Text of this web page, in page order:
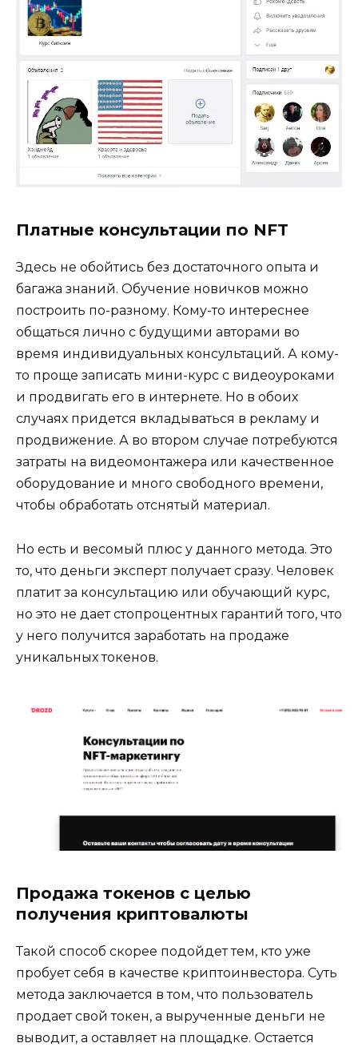
Платные консультации по NFT
Здесь не обойтись без достаточного опыта и
багажа знаний. Обучение новичков можно
построить по-разному. Кому-то интереснее
общаться лично с будущими авторами во
время индивидуальных консультаций. А кому-
то проще записать мини-курс с видеоуроками
и продвигать его в интернете. Но в обоих
случаях придется вкладываться в рекламу и
продвижение. А во втором случае потребуются
затраты на видеомонтажера или качественное
оборудование и много свободного времени,
чтобы обработать отснятый материал.
Но есть и весомый плюс у данного метода. Это
то, что деньги эксперт получает сразу. Человек
платит за консультацию или обучающий курс,
но это не дает стопроцентных гарантий того, что
у него получится заработать на продаже
уникальных токенов.
Продажа токенов с целью
получения криптовалюты
Такой способ скорее подойдет тем, кто уже
пробует себя в качестве криптоинвестора. Суть
метода заключается в том, что пользователь
продает свой токен, а вырученные деньги не
выводит, а оставляет на площадке. Остается